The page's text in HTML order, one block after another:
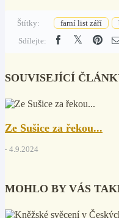
Štítky: farní list září
Sdílejte:
SOUVISEJÍCÍ
Ze Sušice za řekou...
4.9.2024
MOHLO BY VÁS